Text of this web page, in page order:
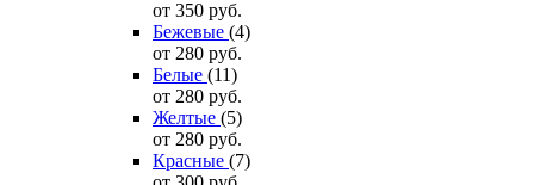
от 350 руб.
Бежевые (4)
от 280 руб.
Белые (11)
от 280 руб.
Желтые (5)
от 280 руб.
Красные (7)